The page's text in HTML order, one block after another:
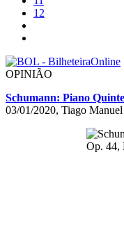
12
OPINIÃO
Schumann: Piano
03/01/2020, Tiago